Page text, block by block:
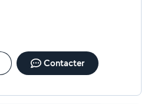
Contacter